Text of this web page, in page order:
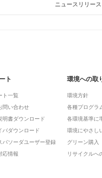
ニュースリリー
ト
ト一覧
問い合わせ
明書ダウンロード
バダウンロード
パソーダユーザー登録
応情報
環境への取
環境方針
各種プログラ
各環境基準に
環境にやさし
グリーン購入
リサイクルへ